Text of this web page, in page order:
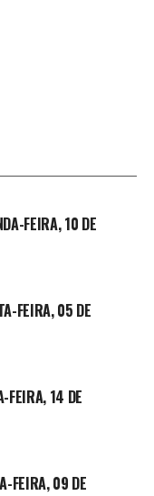
FEIRA, 10 DE
FEIRA, 05 DE
FEIRA, 14 DE
FEIRA, 09 DE